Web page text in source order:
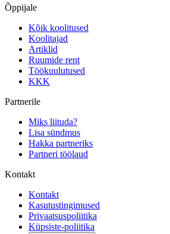
Õppijale
Kõik koolitused
Koolitajad
Artiklid
Ruumide rent
Töökuulutused
KKK
Partnerile
Miks liituda?
Lisa sündmus
Hakka partneriks
Partneri töölaud
Kontakt
Kontakt
Kasutustingimused
Privaatsuspoliitika
Küpsiste-poliitika